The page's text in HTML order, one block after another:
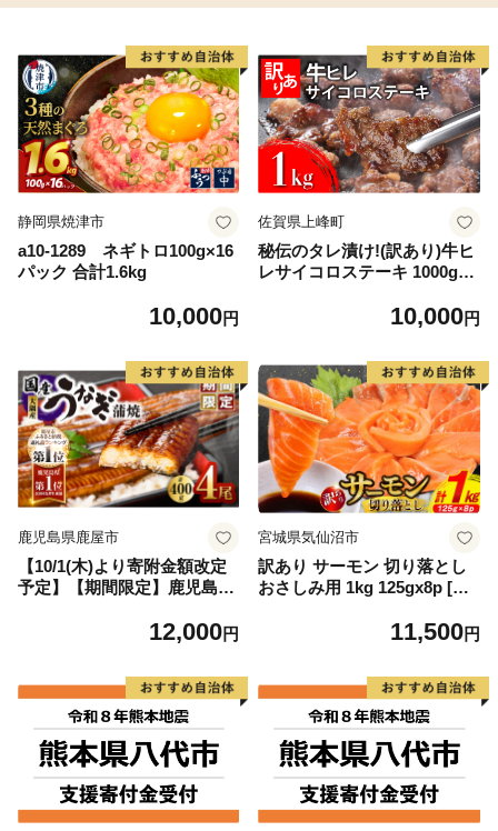
静岡県焼津市
a10-1289 ネギトロ100g×16
パック 合計1.6kg
10,000円
佐賀県上峰町
秘伝のタレ漬け!(訳あり)牛ヒ
レサイコロステーキ 1000g
10,000円
鹿児島県鹿屋市
【10/1(木)より寄附金額改定
予定】【期間限定】鹿児島県
12,000円
宮城県気仙沼市
訳あり サーモン 切り落とし
おさしみ用 1kg 125gx8p [足
4313] 魚 魚介類 鮭 お刺し身
介
11,500円